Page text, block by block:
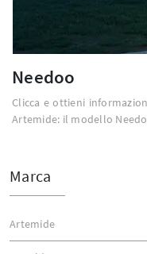
Needoo
Clicca e ottieni
Artemide: il modello
Marca
Artemide